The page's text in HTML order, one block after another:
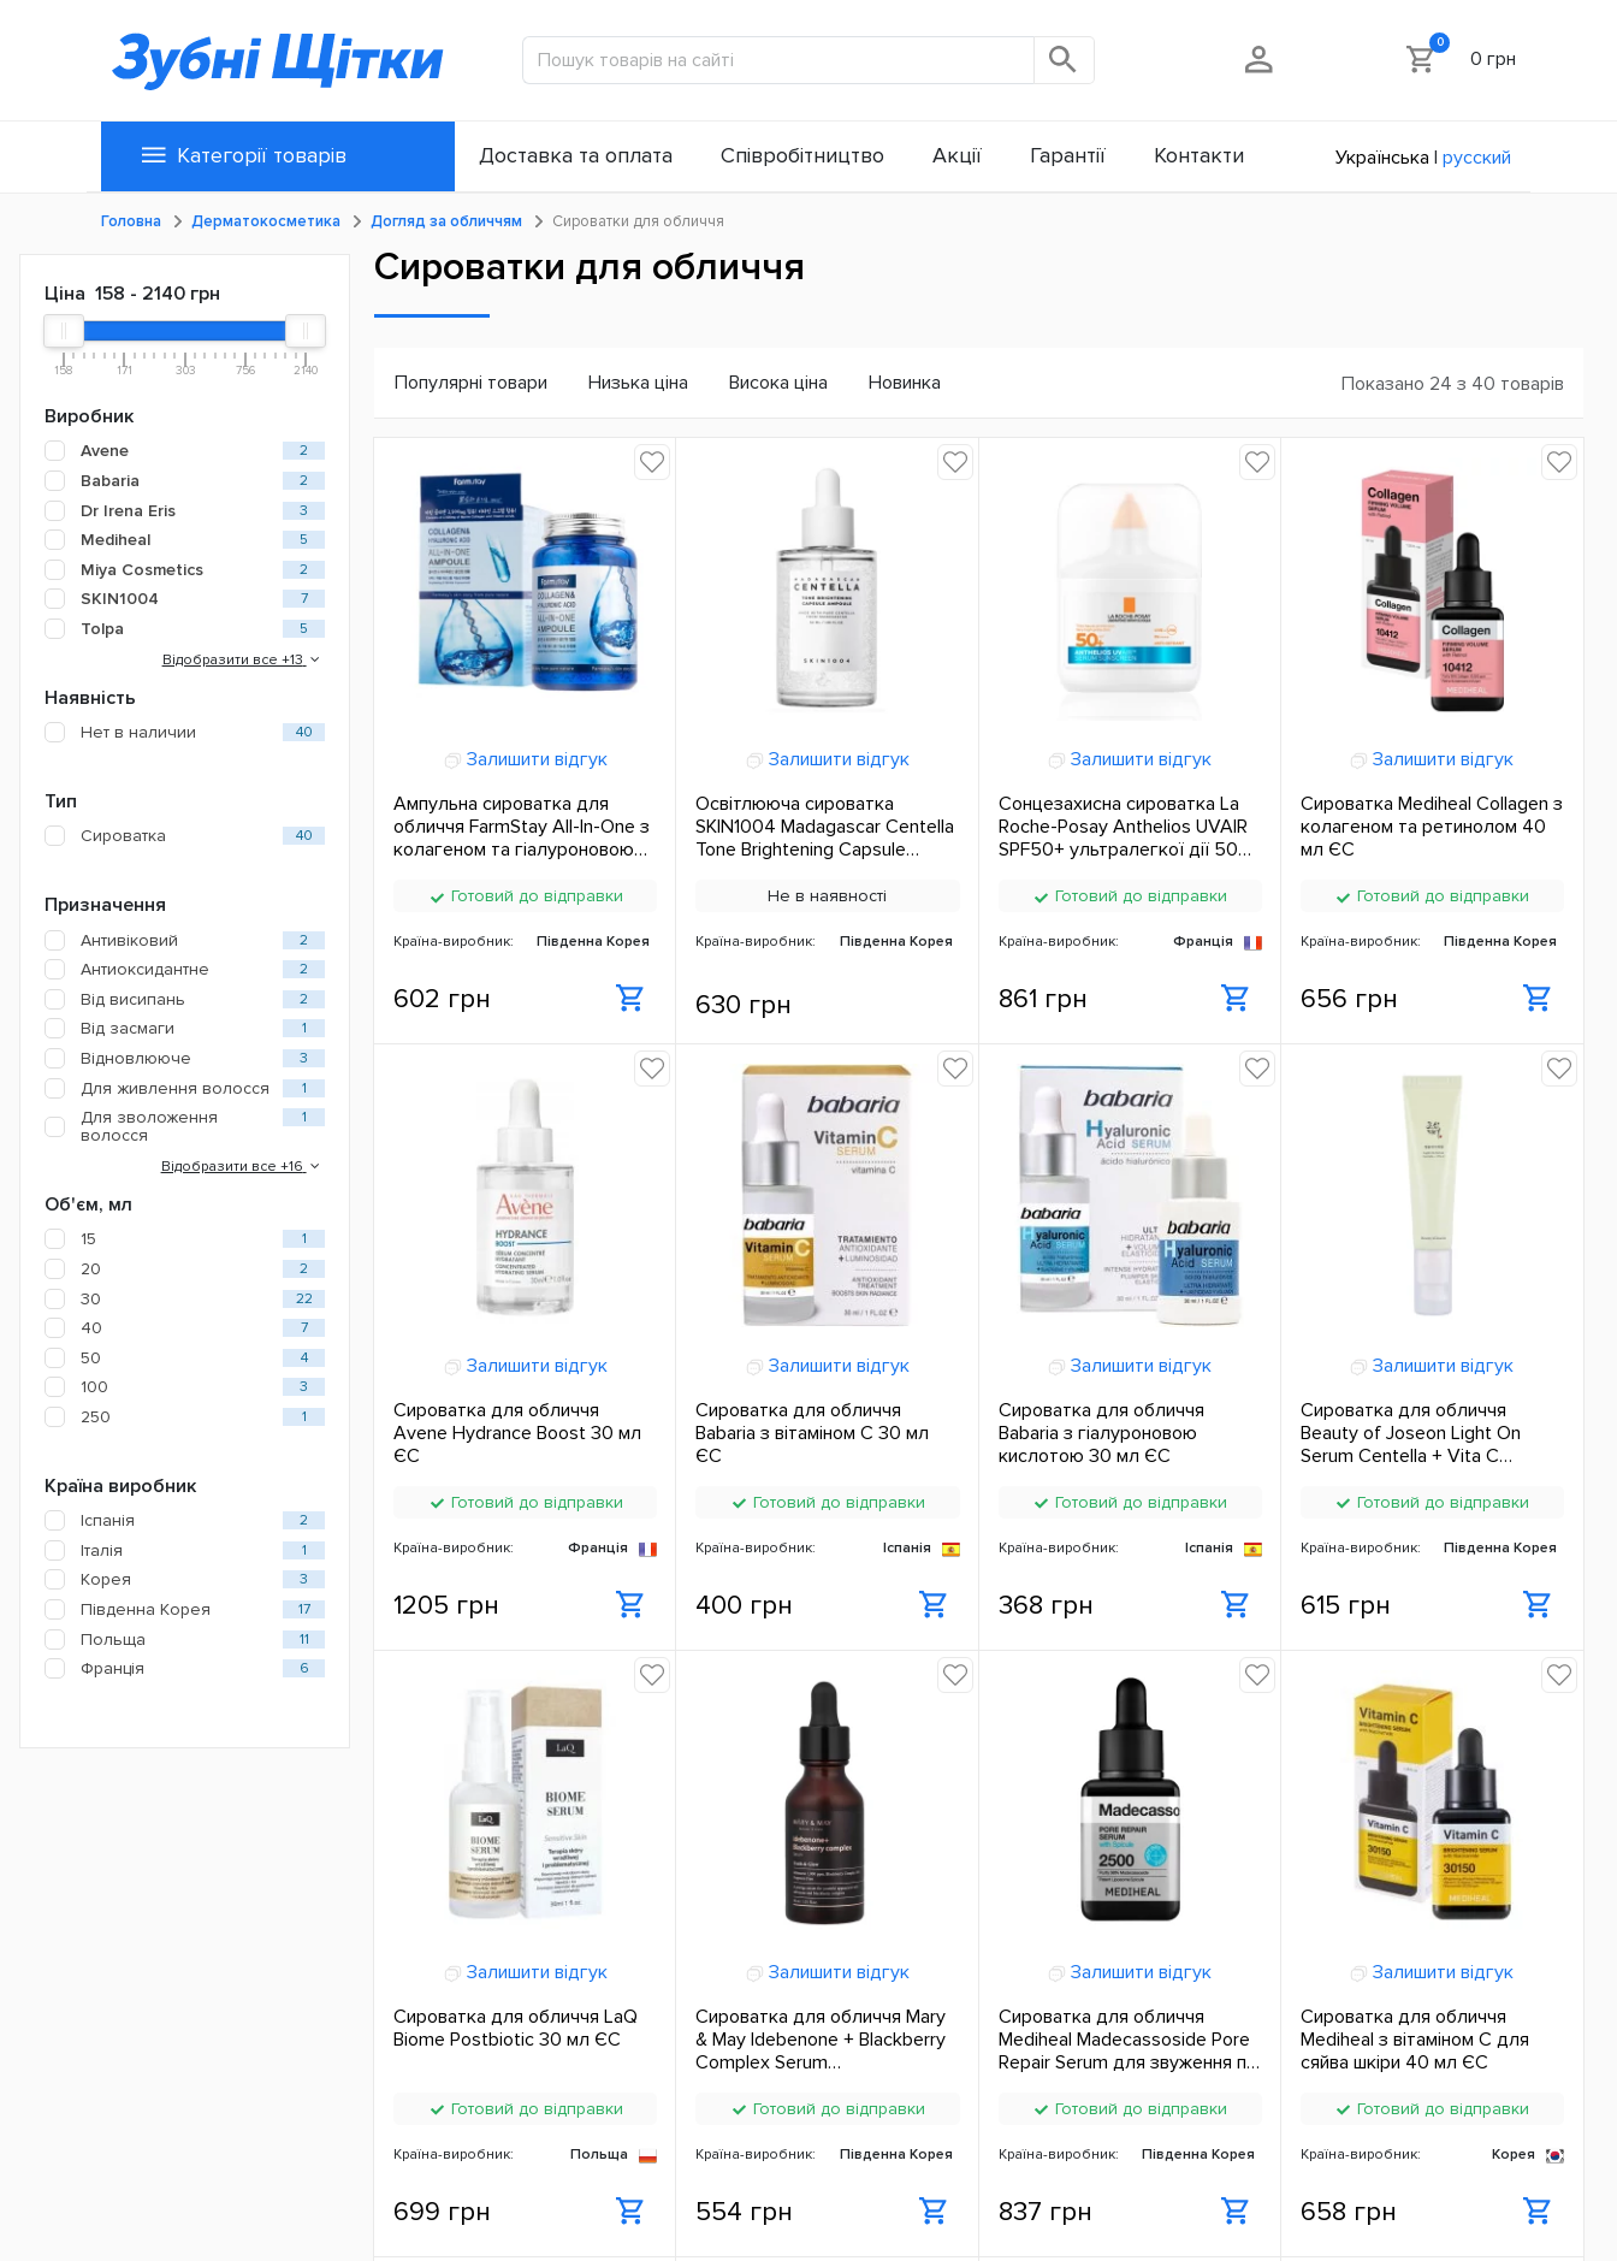
0
0 грн
Категорії товарів Доставка та оплата Співробітництво Акції Гарантії Контакти Українська | русский
Головна Дерматокосметика Догляд за обличчям Сироватки для обличчя
Ціна 158 - 2140 грн
158 171 303 756 2140
Виробник
Avene 2
Babaria 2
Dr Irena Eris 3
Mediheal 5
Miya Cosmetics 2
SKIN1004 7
Tolpa
5
Відобразити все +13
Наявність
Нет в наличии 40
Тип
Сироватка 40
Призначення
Антивіковий 2
Антиоксидантне 2
Від висипань 2
Від засмаги 1
Відновлююче 3
Для живлення волосся 1
Для зволоження
волосся
1
Відобразити все +16
Об'єм, мл
15 1
20 2
30 22
40 7
50 4
100 3
250 1
Країна виробник
Іспанія 2
Італія 1
Корея 3
Південна Корея 17
Польща 11
Франція 6
Сироватки для обличчя
Популярні товари Низька ціна Висока ціна Новинка Показано 24 з 40 товарів
Залишити відгук
Ампульна сироватка для
обличчя FarmStay All-In-One з
колагеном та гіалуроновою
Готовий до відправки
Країна-виробник: Південна Корея
602 грн
Залишити відгук
Освітлююча сироватка
SKIN1004 Madagascar Centella
Tone Brightening Capsule
Не в наявності
Країна-виробник: Південна Корея
630 грн
Залишити відгук
Сонцезахисна сироватка La
Roche-Posay Anthelios UVAIR
SPF50+ ультралегкої дії 50
Готовий до відправки
Країна-виробник: Франція
861 грн
Залишити відгук
Сироватка Mediheal Collagen з
колагеном та ретинолом 40
мл ЄС
Готовий до відправки
Країна-виробник: Південна Корея
656 грн
Залишити відгук
Сироватка для обличчя
Avene Hydrance Boost 30 мл
ЄС
Готовий до відправки
Країна-виробник: Франція
1205 грн
Залишити відгук
Сироватка для обличчя
Babaria з вітаміном С 30 мл
ЄС
Готовий до відправки
Країна-виробник: Іспанія
400 грн
Залишити відгук
Сироватка для обличчя
Babaria з гіалуроновою
кислотою 30 мл ЄС
Готовий до відправки
Країна-виробник: Іспанія
368 грн
Залишити відгук
Сироватка для обличчя
Beauty of Joseon Light On
Serum Centella + Vita C
Готовий до відправки
Країна-виробник: Південна Корея
615 грн
Залишити відгук
Сироватка для обличчя LaQ
Biome Postbiotic 30 мл ЄС
Готовий до відправки
Країна-виробник: Польща
699 грн
Залишити відгук
Сироватка для обличчя Mary
& May Idebenone + Blackberry
Complex Serum
Готовий до відправки
Країна-виробник: Південна Корея
554 грн
Залишити відгук
Сироватка для обличчя
Mediheal Madecassoside Pore
Repair Serum для звуження пір
Готовий до відправки
Країна-виробник: Південна Корея
837 грн
Залишити відгук
Сироватка для обличчя
Mediheal з вітаміном С для
сяйва шкіри 40 мл ЄС
Готовий до відправки
Країна-виробник: Корея
658 грн